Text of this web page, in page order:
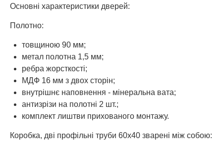
Основні характеристики дверей:
Полотно:
товщиною 90 мм;
метал полотна 1,5 мм;
ребра жорсткості;
МДФ 16 мм з двох сторін;
внутрішнє наповнення - мінеральна вата;
антизрізи на полотні 2 шт.;
комплект лиштви прихованого монтажу.
Коробка, дві профільні труби 60х40 зварені між собою: